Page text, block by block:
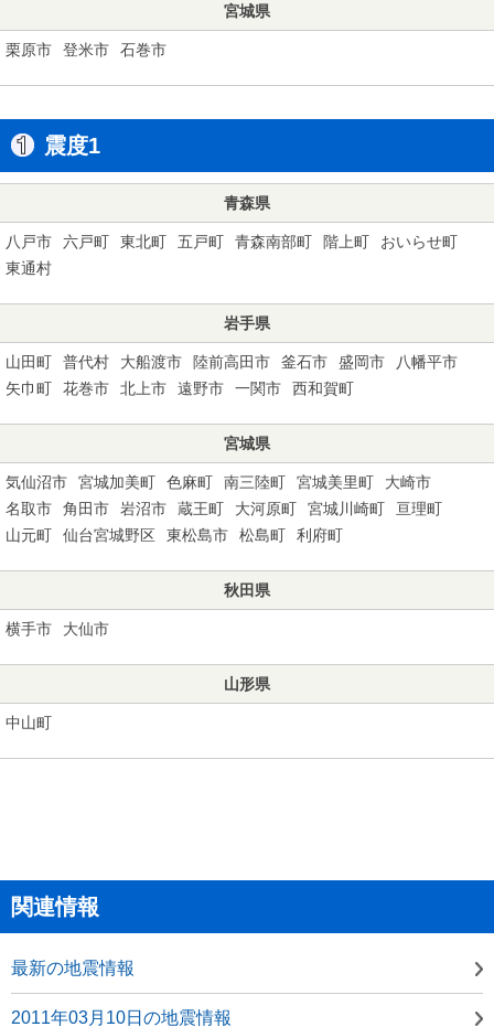
宮城県
栗原市 登米市 石巻市
震度1
青森県
八戸市 六戸町 東北町 五戸町 青森南部町 階上町
おいらせ町
東通村
岩手県
山田町 普代村 大船渡市 陸前高田市 釜石市 盛岡市
八幡平市
矢巾町
花巻市 北上市 遠野市 一関市 西和賀町
宮城県
気仙沼市 宮城加美町 色麻町 南三陸町 宮城美里町
大崎市
名取市
角田市 岩沼市 蔵王町 大河原町 宮城川崎町
亘理町
山元町
仙台宮城野区 東松島市 松島町 利府町
秋田県
横手市 大仙市
山形県
中山町
関連情報
最新の地震情報
2011年03月10日の地震情報